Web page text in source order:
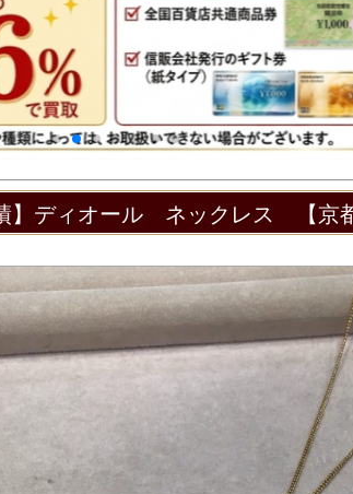
実績】ディオール ネックレス 【京